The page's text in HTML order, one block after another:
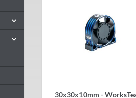
30x30x10mm -